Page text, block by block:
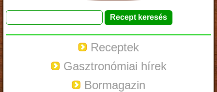
Receptek
Gasztronómiai hírek
Bormagazin